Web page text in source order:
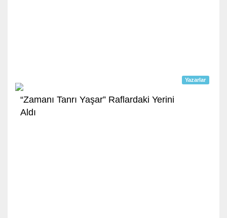
Yazarlar
“Zamanı Tanrı Yaşar” Raflardaki Yerini
Aldı